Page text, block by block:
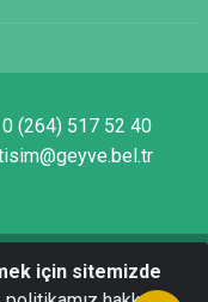
0 (264) 517 52 40
Belediyesi - Bilgi
için sitemizde